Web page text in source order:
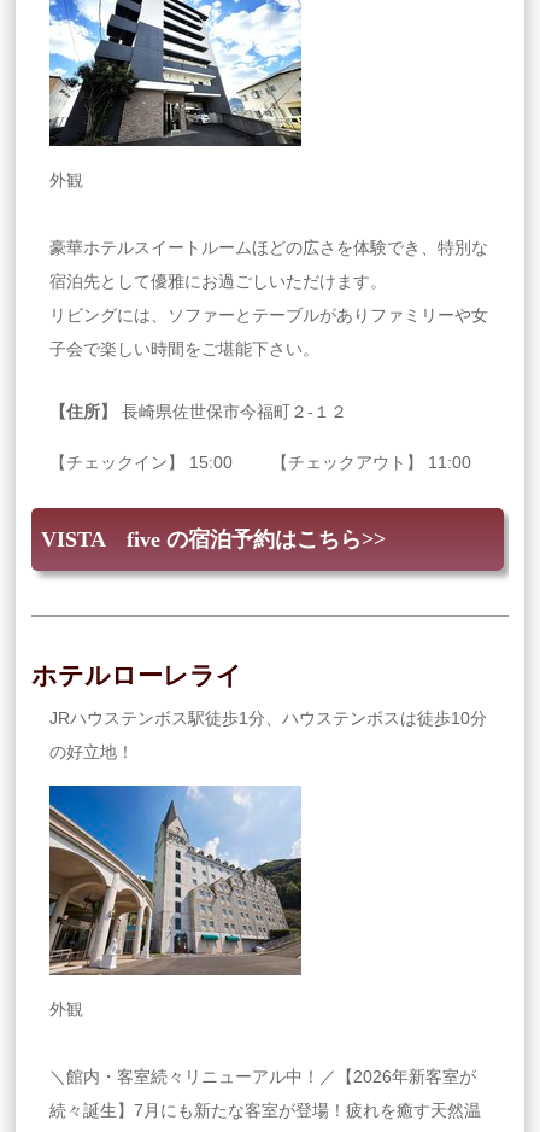
外観
豪華ホテルスイートルームほどの広さを体験でき、特別な
宿泊先として優雅にお過ごしいただけます。
リビングには、ソファーとテーブルがありファミリーや女
子会で楽しい時間をご堪能下さい。
【住所】 長崎県佐世保市今福町２‐１２
【チェックイン】 15:00 【チェックアウト】 11:00
VISTA five の宿泊予約はこちら>>
ホテルローレライ
JRハウステンボス駅徒歩1分、ハウステンボスは徒歩10分
の好立地！
外観
＼館内・客室続々リニューアル中！／【2026年新客室が
続々誕生】7月にも新たな客室が登場！疲れを癒す天然温